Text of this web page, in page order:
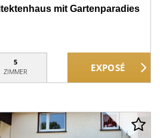
mit Gartenparadies
5
ZIMMER